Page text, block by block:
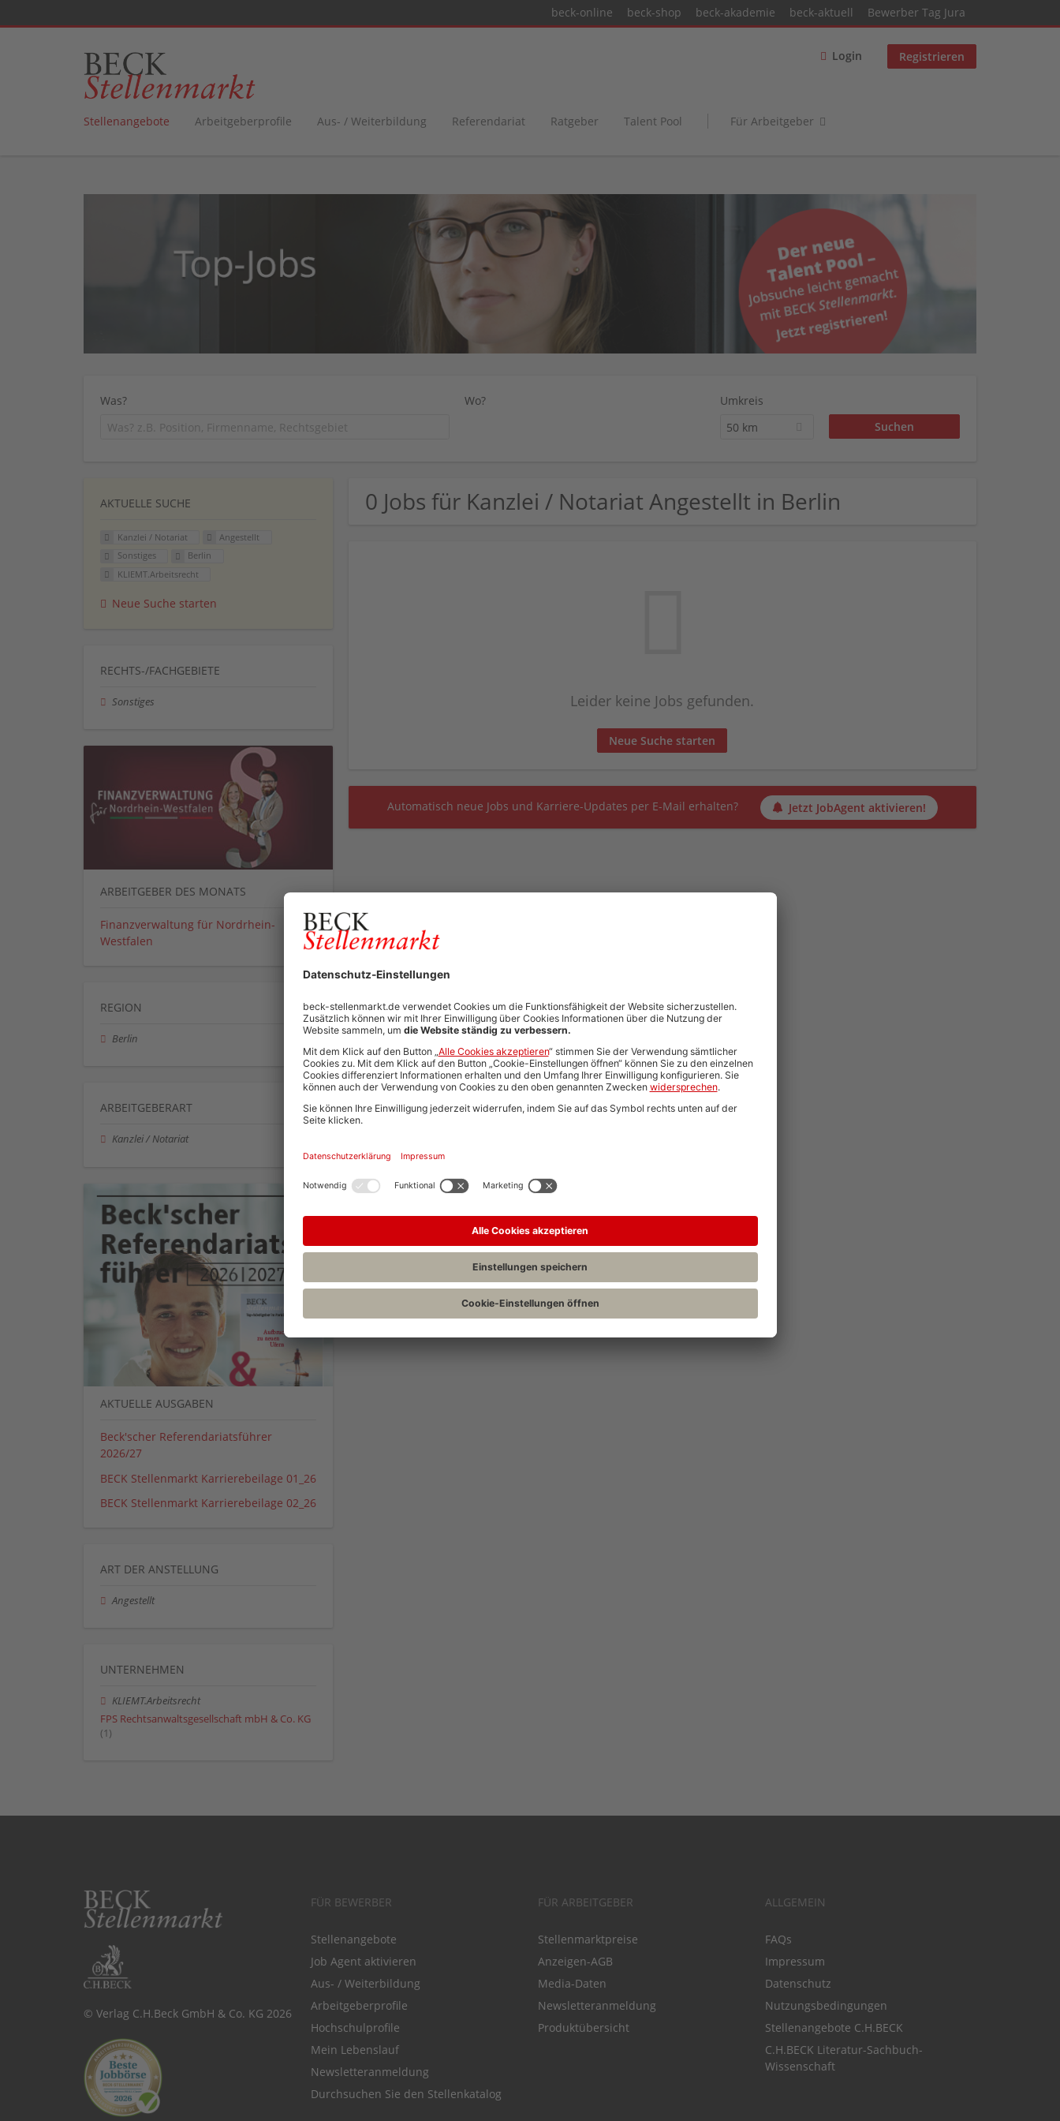
beck-online beck-shop beck-akademie beck-aktuell Bewerber Tag Jura
Login Registrieren
Stellenangebote Arbeitgeberprofile Aus- / Weiterbildung Referendariat Ratgeber Talent Pool Für Arbeitgeber
Was? Wo?
Umkreis
50 km
0 Jobs für Kanzlei / Notariat Angestellt in Berlin
Leider keine Jobs gefunden.
Neue Suche starten
Automatisch neue Jobs und Karriere-Updates per E-Mail erhalten? Jetzt JobAgent aktivieren!
AKTUELLE SUCHE
Kanzlei / Notariat
Angestellt
Sonstiges
Berlin
KLIEMT.Arbeitsrecht
Neue Suche starten
RECHTS-/FACHGEBIETE
Sonstiges
ARBEITGEBER DES MONATS
Finanzverwaltung für Nordrhein-
Westfalen
REGION
Berlin
ARBEITGEBERART
Kanzlei / Notariat
AKTUELLE AUSGABEN
Beck'scher Referendariatsführer
2026/27
BECK Stellenmarkt Karrierebeilage 01_26
BECK Stellenmarkt Karrierebeilage 02_26
ART DER ANSTELLUNG
Angestellt
UNTERNEHMEN
KLIEMT.Arbeitsrecht
FPS Rechtsanwaltsgesellschaft mbH & Co. KG
(1)
© Verlag C.H.Beck GmbH & Co. KG 2026
FÜR BEWERBER
Stellenangebote
Job Agent aktivieren
Aus- / Weiterbildung
Arbeitgeberprofile
Hochschulprofile
Mein Lebenslauf
Newsletteranmeldung
Durchsuchen Sie den Stellenkatalog
FÜR ARBEITGEBER
Stellenmarktpreise
Anzeigen-AGB
Media-Daten
Newsletteranmeldung
Produktübersicht
ALLGEMEIN
FAQs
Impressum
Datenschutz
Nutzungsbedingungen
Stellenangebote C.H.BECK
C.H.BECK Literatur-Sachbuch-
Wissenschaft